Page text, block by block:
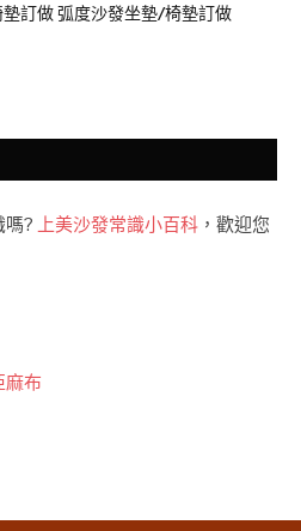
訂做 弧度沙發坐墊/椅墊訂做
嗎? 上美沙發常識小百科 ，歡迎您
麻布